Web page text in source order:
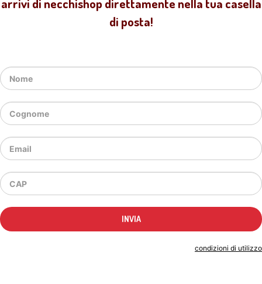
arrivi di necchishop direttamente nella tua casella
di posta!
condizioni di utilizzo